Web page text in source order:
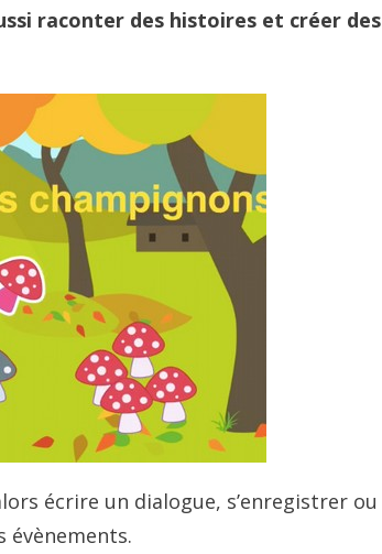
raconter des histoires et créer des
écrire un dialogue, s’enregistrer ou
évènements.